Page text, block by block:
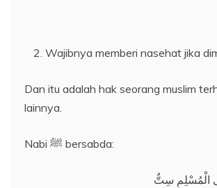
Wajibnya memberi nasehat jika
Dan itu adalah hak seorang muslim
lainnya.
Nabi ﷺ bersabda:
الْمُسْلِمِ سِتٌّ